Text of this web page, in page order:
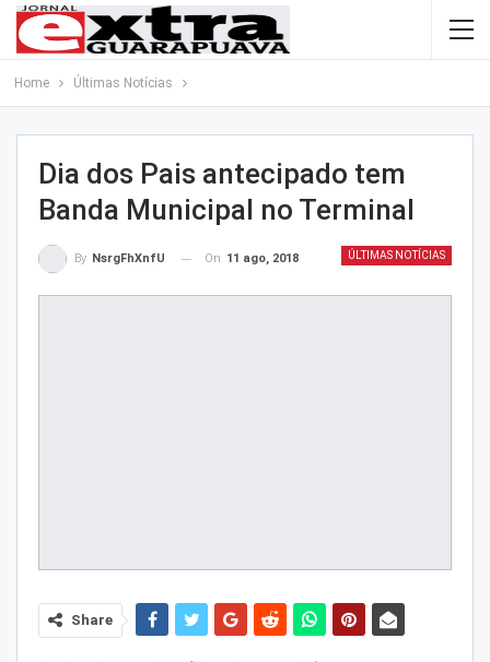
Home Últimas Notícias
Dia dos Pais antecipado tem
Banda Municipal no Terminal
ÚLTIMAS NOTÍCIAS
By NsrgFhXnfU On 11 ago, 2018
Share